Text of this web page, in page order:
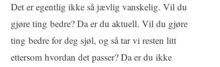
Det er egentlig ikke så jævlig vanskelig. Vil du
gjøre ting bedre? Da er du aktuell. Vil du gjøre
ting bedre for deg sjøl, og så tar vi resten litt
ettersom hvordan det passer? Da er du ikke